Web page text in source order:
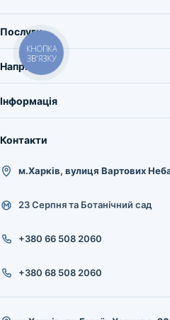
Послуги
Напрями
Інформація
Контакти
м.Харків, вулиця Вартових
23 Серпня та Ботанічний сад
+380 66 508 2060
+380 68 508 2060
КНОПКА
ЗВ'ЯЗКУ